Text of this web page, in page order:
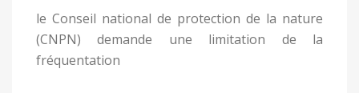
le Conseil national de protection de la nature
(CNPN) demande une limitation de la
fréquentation